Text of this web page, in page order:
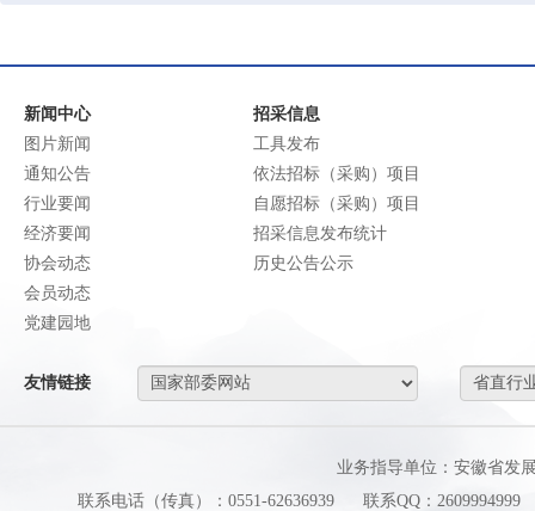
新闻中心
图片新闻
通知公告
行业要闻
经济要闻
协会动态
会员动态
党建园地
招采信息
工具发布
依法招标（采购）项目
自愿招标（采购）项目
招采信息发布统计
历史公告公示
友情链接
业务指导单位：安徽省发
联系电话（传真）：0551-62636939
联系QQ：2609994999